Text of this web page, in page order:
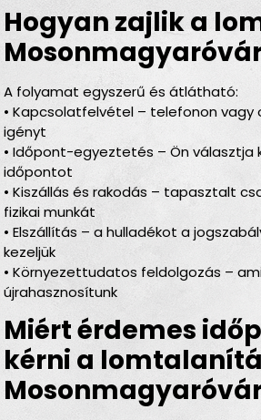
Hogyan zajlik a
A folyamat egyszerű és átlátható:
• Kapcsolatfelvétel – telefonon vagy
igényt
• Időpont-egyeztetés – Ön választja
időpontot
• Kiszállás és rakodás – tapasztalt
fizikai munkát
• Elszállítás – a hulladékot a
kezeljük
• Környezettudatos feldolgozás –
újrahasznosítunk
Miért érdemes
kérni a